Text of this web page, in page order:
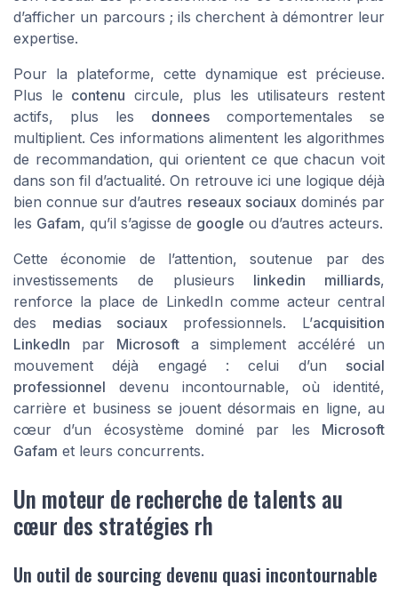
d’afficher un parcours ; ils cherchent à démontrer leur
expertise.
Pour la plateforme, cette dynamique est précieuse.
Plus le contenu circule, plus les utilisateurs restent
actifs, plus les donnees comportementales se
multiplient. Ces informations alimentent les algorithmes
de recommandation, qui orientent ce que chacun voit
dans son fil d’actualité. On retrouve ici une logique déjà
bien connue sur d’autres reseaux sociaux dominés par
les Gafam, qu’il s’agisse de google ou d’autres acteurs.
Cette économie de l’attention, soutenue par des
investissements de plusieurs linkedin milliards,
renforce la place de LinkedIn comme acteur central
des medias sociaux professionnels. L’acquisition
LinkedIn par Microsofta simplement accéléré un
mouvement déjà engagé : celui d’un social
professionnel devenu incontournable, où identité,
carrière et business se jouent désormais en ligne, au
cœur d’un écosystème dominé par les Microsoft
Gafam et leurs concurrents.
Un moteur de recherche de talents au
cœur des stratégies rh
Un outil de sourcing devenu quasi incontournable